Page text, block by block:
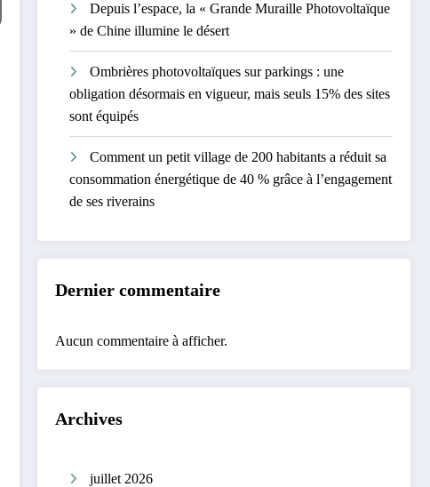
Depuis l’espace, la « Grande Muraille Photovoltaïque
» de Chine illumine le désert
Ombrières photovoltaïques sur parkings : une
obligation désormais en vigueur, mais seuls 15% des sites
sont équipés
Comment un petit village de 200 habitants a réduit sa
consommation énergétique de 40 % grâce à l’engagement
de ses riverains
Dernier commentaire
Aucun commentaire à afficher.
Archives
juillet 2026